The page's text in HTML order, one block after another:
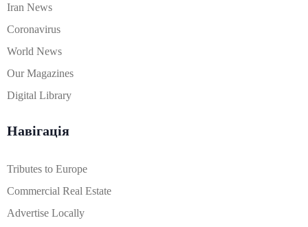
Iran News
Coronavirus
World News
Our Magazines
Digital Library
Навігація
Tributes to Europe
Commercial Real Estate
Advertise Locally